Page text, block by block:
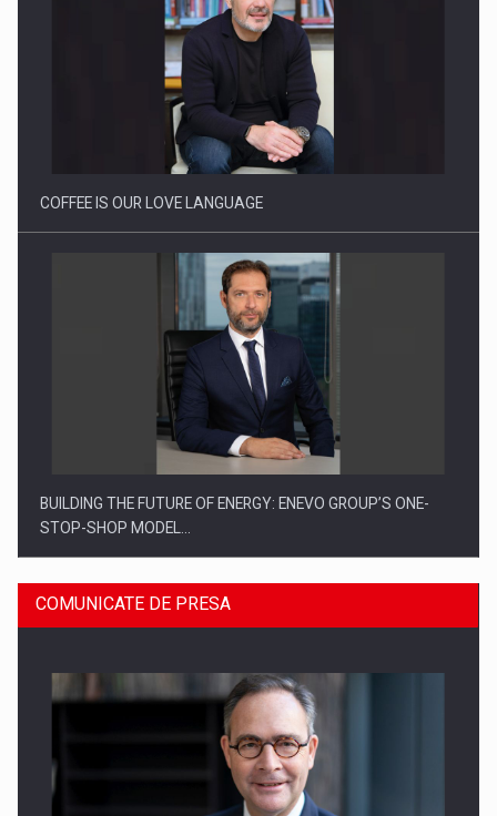
Proteinmaxxing and the Future of Protein Demand
COFFEE IS OUR LOVE LANGUAGE
BUILDING THE FUTURE OF ENERGY: ENEVO GROUP’S ONE-
STOP-SHOP MODEL…
COMUNICATE DE PRESA